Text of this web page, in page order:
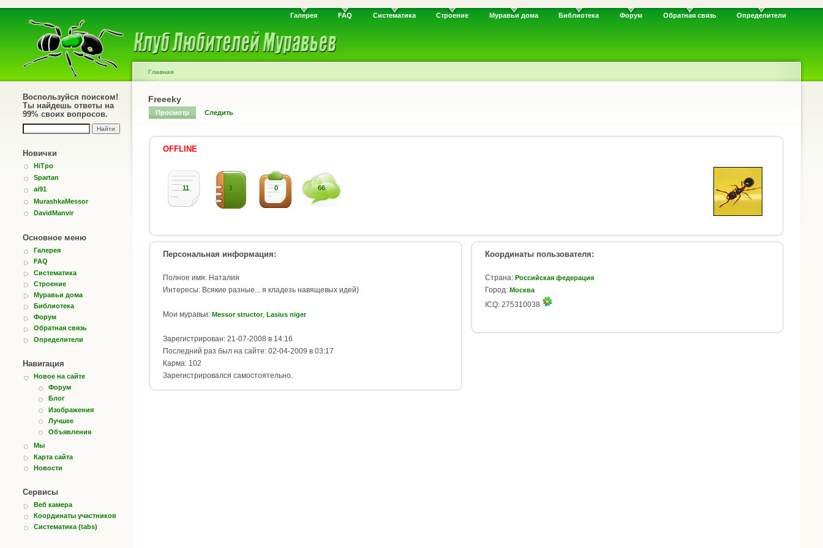
Галерея FAQ Систематика Строение Муравьи дома Библиотека Форум Обратная связь Определители
Воспользуйся поиском!
Ты найдешь ответы на
99% своих вопросов.
Новички
HiTpo
Spartan
ai91
MurashkaMessor
DavidManvir
Основное меню
Галерея
FAQ
Систематика
Строение
Муравьи дома
Библиотека
Форум
Обратная связь
Определители
Навигация
Новое на сайте
Форум
Блог
Изображения
Лучшее
Объявления
Мы
Карта сайта
Новости
Сервисы
Веб камера
Координаты участников
Систематика (tabs)
Главная
Freeeky
Просмотр Следить
OFFLINE
11 1 0 66
Персональная информация:
Полное имя: Наталия
Интересы: Всякие разные... я кладезь навящевых идей)
Мои муравьи: Messor structor, Lasius niger
Зарегистрирован: 21-07-2008 в 14:16
Последний раз был на сайте: 02-04-2009 в 03:17
Карма: 102
Зарегистрировался самостоятельно.
Координаты пользователя:
Страна: Российская федерация
Город: Москва
ICQ: 275310038